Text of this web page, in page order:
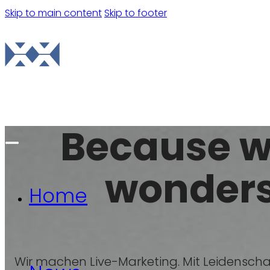
Skip to main contentSkip to footer
Home
Because
Wir machen Live-Marketing. Mit